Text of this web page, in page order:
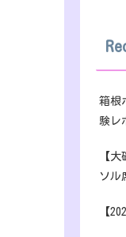
箱根
験レ
【
ソル
【